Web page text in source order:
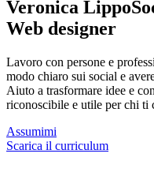
Veronica Lippo
Web designer
Lavoro con persone e
modo chiaro sui social e
Aiuto a trasformare idee e
riconoscibile e utile per chi ti
Assumimi
Scarica il curriculum